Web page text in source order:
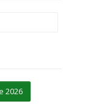
2026